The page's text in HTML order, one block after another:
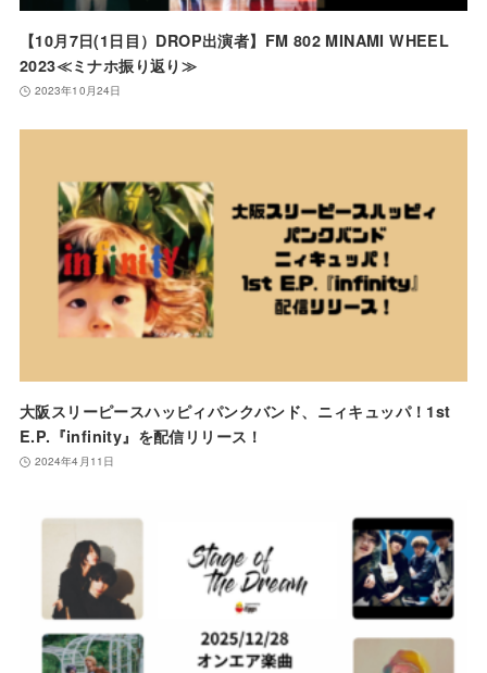
【10月7日(1日目）DROP出演者】FM 802 MINAMI WHEEL
2023≪ミナホ振り返り≫
2023年10月24日
大阪スリーピースハッピィパンクバンド、ニィキュッパ！1st
E.P.『infinity』を配信リリース！
2024年4月11日